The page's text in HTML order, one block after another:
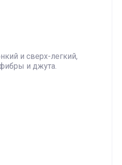
и сверх-легкий,
и джута.